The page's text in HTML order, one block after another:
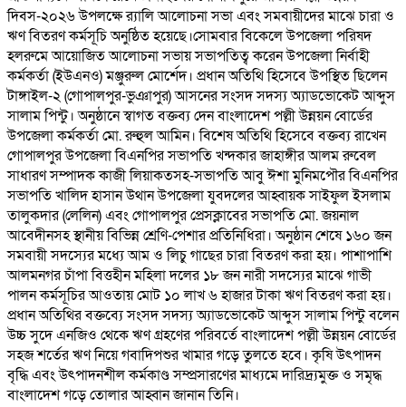
দিবস-২০২৬ উপলক্ষে র‍্যালি আলোচনা সভা এবং সমবায়ীদের মাঝে চারা ও
ঋণ বিতরণ কর্মসূচি অনুষ্ঠিত হয়েছে।সোমবার বিকেলে উপজেলা পরিষদ
হলরুমে আয়োজিত আলোচনা সভায় সভাপতিত্ব করেন উপজেলা নির্বাহী
কর্মকর্তা (ইউএনও) মঞ্জুরুল মোর্শেদ। প্রধান অতিথি হিসেবে উপস্থিত ছিলেন
টাঙ্গাইল-২ (গোপালপুর-ভুঞাপুর) আসনের সংসদ সদস্য অ্যাডভোকেট আব্দুস
সালাম পিন্টু। অনুষ্ঠানে স্বাগত বক্তব্য দেন বাংলাদেশ পল্লী উন্নয়ন বোর্ডের
উপজেলা কর্মকর্তা মো. রুহুল আমিন। বিশেষ অতিথি হিসেবে বক্তব্য রাখেন
গোপালপুর উপজেলা বিএনপির সভাপতি খন্দকার জাহাঙ্গীর আলম রুবেল
সাধারণ সম্পাদক কাজী লিয়াকতসহ-সভাপতি আবু ঈশা মুনিমপৌর বিএনপির
সভাপতি খালিদ হাসান উথান উপজেলা যুবদলের আহ্বায়ক সাইফুল ইসলাম
তালুকদার (লেলিন) এবং গোপালপুর প্রেসক্লাবের সভাপতি মো. জয়নাল
আবেদীনসহ স্থানীয় বিভিন্ন শ্রেণি-পেশার প্রতিনিধিরা। অনুষ্ঠান শেষে ১৬০ জন
সমবায়ী সদস্যের মধ্যে আম ও লিচু গাছের চারা বিতরণ করা হয়। পাশাপাশি
আলমনগর চাঁপা বিত্তহীন মহিলা দলের ১৮ জন নারী সদস্যের মাঝে গাভী
পালন কর্মসূচির আওতায় মোট ১০ লাখ ৬ হাজার টাকা ঋণ বিতরণ করা হয়।
প্রধান অতিথির বক্তব্যে সংসদ সদস্য অ্যাডভোকেট আব্দুস সালাম পিন্টু বলেন
উচ্চ সুদে এনজিও থেকে ঋণ গ্রহণের পরিবর্তে বাংলাদেশ পল্লী উন্নয়ন বোর্ডের
সহজ শর্তের ঋণ নিয়ে গবাদিপশুর খামার গড়ে তুলতে হবে। কৃষি উৎপাদন
বৃদ্ধি এবং উৎপাদনশীল কর্মকাণ্ড সম্প্রসারণের মাধ্যমে দারিদ্র্যমুক্ত ও সমৃদ্ধ
বাংলাদেশ গড়ে তোলার আহ্বান জানান তিনি।